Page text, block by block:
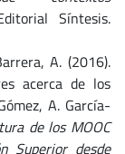
Síntesis.
A. (2016).
acerca de los
A. García-
de los MOOC
Superior desde